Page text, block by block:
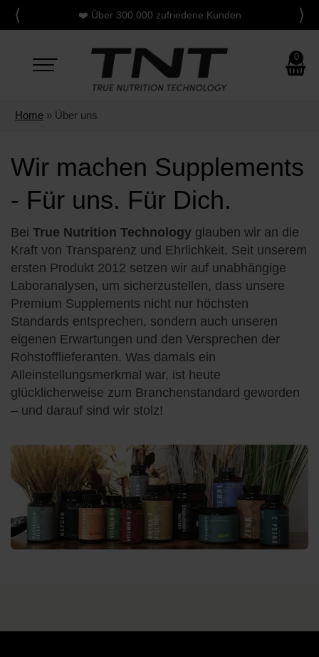
PersönlicheFachberatung
⟨ ⟩
Toggle
0
Home » Über uns
Wir machen Supplements
- Für uns. Für Dich.
Bei True Nutrition Technology glauben wir an die
Kraft von Transparenz und Ehrlichkeit. Seit unserem
ersten Produkt 2012 setzen wir auf unabhängige
Laboranalysen, um sicherzustellen, dass unsere
Premium Supplements nicht nur höchsten
Standards entsprechen, sondern auch unseren
eigenen Erwartungen und den Versprechen der
Rohstofflieferanten. Was damals ein
Alleinstellungsmerkmal war, ist heute
glücklicherweise zum Branchenstandard geworden
– und darauf sind wir stolz!